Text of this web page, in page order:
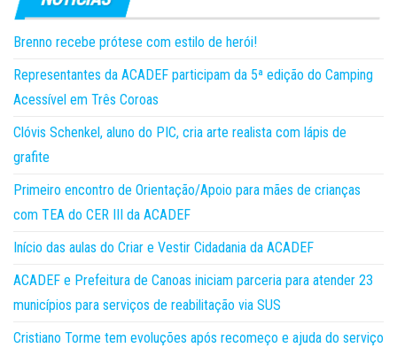
Brenno recebe prótese com estilo de herói!
Representantes da ACADEF participam da 5ª edição do Camping
Acessível em Três Coroas
Clóvis Schenkel, aluno do PIC, cria arte realista com lápis de
grafite
Primeiro encontro de Orientação/Apoio para mães de crianças
com TEA do CER III da ACADEF
Início das aulas do Criar e Vestir Cidadania da ACADEF
ACADEF e Prefeitura de Canoas iniciam parceria para atender 23
municípios para serviços de reabilitação via SUS
Cristiano Torme tem evoluções após recomeço e ajuda do serviço